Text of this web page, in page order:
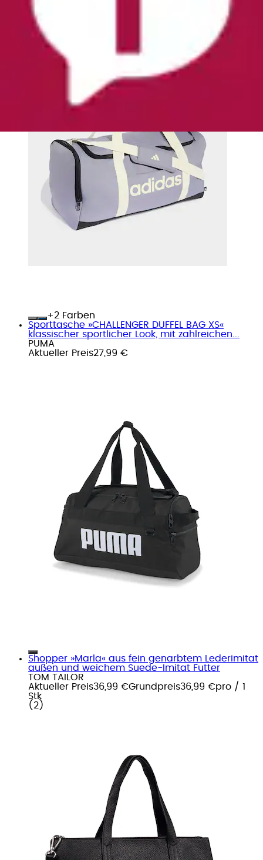
Aktueller Preis
(1)
+
Farben
Sporttasche »CHALLENGER DUFFEL BAG XS«
klassischer sportlicher Look, mit zahlreichen...
PUMA
Aktueller Preis27,99 €
Shopper »Marla« aus fein genarbtem Lederimitat
außen und weichem Suede-Imitat Futter
TOM TAILOR
Aktueller Preis36,99 €Grundpreis36,99 €pro / 1
Stk
( 2 )